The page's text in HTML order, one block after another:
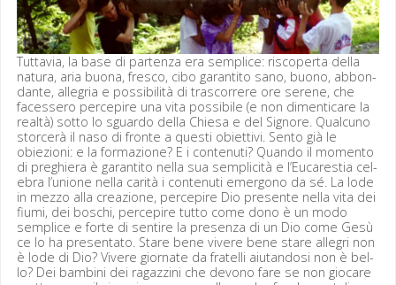
Tut­tavia, la base di parten­za era sem­plice: riscop­er­ta del­la
natu­ra, aria buona, fres­co, cibo garan­ti­to sano, buono, abbon­
dante, alle­gria e pos­si­bil­ità di trascor­rere ore serene, che
facessero per­cepire una vita pos­si­bile (e non dimen­ti­care la
realtà) sot­to lo sguar­do del­la Chiesa e del Sig­nore. Qual­cuno
storcerà il naso di fronte a questi obi­et­tivi. Sen­to già le
obiezioni: e la for­mazione? E i con­tenu­ti? Quan­do il momen­to
di preghiera è garan­ti­to nel­la sua sem­plic­ità e l’Eucarestia cel­
e­bra l’unione nel­la car­ità i con­tenu­ti emer­gono da sé. La lode
in mez­zo alla creazione, per­cepire Dio pre­sente nel­la vita dei
fiu­mi, dei boschi, per­cepire tut­to come dono è un modo
sem­plice e forte di sen­tire la pre­sen­za di un Dio come Gesù
ce lo ha pre­sen­ta­to. Stare bene vivere bene stare alle­gri non
è lode di Dio? Vivere gior­nate da fratel­li aiu­tan­dosi non è bel­
lo? Dei bam­bi­ni dei ragazz­i­ni che devono fare se non gio­care